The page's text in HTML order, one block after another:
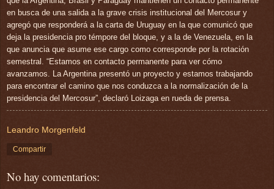
en busca de una salida a la grave crisis institucional del Mercosur y
agregó que responderá a la carta de Uruguay en la que comunicó que
deja la presidencia pro témpore del bloque, y a la de Venezuela, en la
que anuncia que asume ese cargo como corresponde por la rotación
semestral. “Estamos en contacto permanente para ver cómo
avanzamos. La Argentina presentó un proyecto y estamos trabajando
para encontrar el camino que nos conduzca a la normalización de la
presidencia del Mercosur”, declaró Loizaga en rueda de prensa.
Leandro Morgenfeld
Compartir
No hay comentarios: